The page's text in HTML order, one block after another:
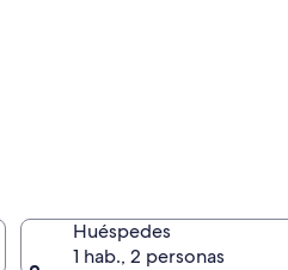
Huéspedes
1 hab., 2 personas